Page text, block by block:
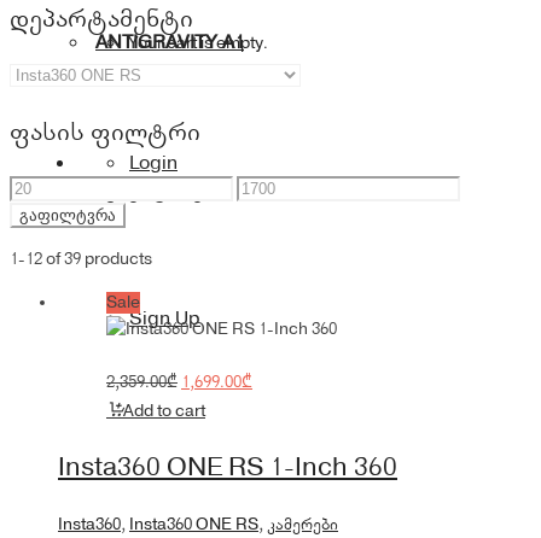
Your cart is empty.
Login
Sign Up
ANTIGRAVITY A1
დეპარტამენტი
ფასის ფილტრი
მინიმალური
ფასი
მაქსიმალური
გაფილტვრა
1-12 of 39 products
Sale
2,359.00₾ Original
price
2,359.00₾.
1,699.00₾Current
1,699.00₾.
Add to cart
Insta360 ONE RS 1-Inch 360
Insta360, Insta360 ONE RS, კამერები